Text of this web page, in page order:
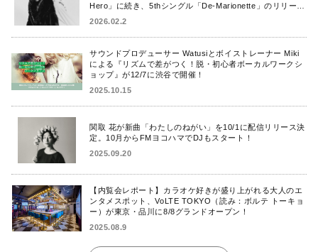
Hero」に続き、5thシングル「De-Marionette」のリリース
2026.02.2
サウンドプロデューサー Watusiとボイストレーナー Miki
による『リズムで差がつく！脱・初心者ボーカルワークシ
ョップ』が12/7に渋谷で開催！
2025.10.15
関取 花が新曲「わたしのねがい」を10/1に配信リリース決
定。10月からFMヨコハマでDJもスタート！
2025.09.20
【内覧会レポート】カラオケ好きが盛り上がれる大人のエ
ンタメスポット、VoLTE TOKYO（読み：ボルテ トーキョ
ー）が東京・品川に8/8グランドオープン！
2025.08.9